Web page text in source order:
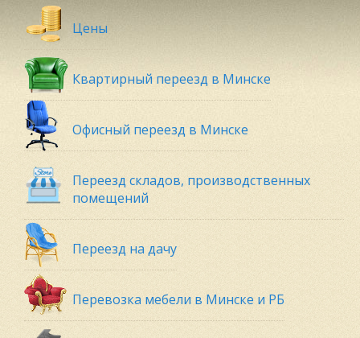
Цены
Квартирный переезд в Минске
Офисный переезд в Минске
Переезд складов, производственных
помещений
Переезд на дачу
Перевозка мебели в Минске и РБ